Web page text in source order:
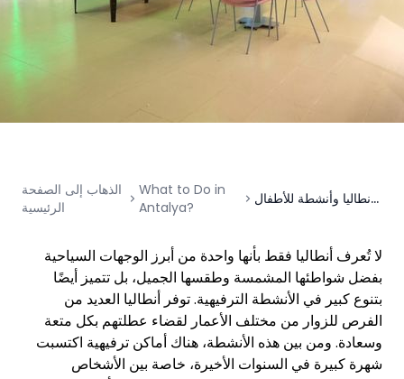
الذهاب إلى الصفحة
الرئيسية
What to Do in
Antalya?
أشياء يمكن القيام بها في أنطاليا وأنشطة للأطفال
لا تُعرف أنطاليا فقط بأنها واحدة من أبرز الوجهات السياحية
بفضل شواطئها المشمسة وطقسها الجميل، بل تتميز أيضًا
بتنوع كبير في الأنشطة الترفيهية. توفر أنطاليا العديد من
الفرص للزوار من مختلف الأعمار لقضاء عطلتهم بكل متعة
وسعادة. ومن بين هذه الأنشطة، هناك أماكن ترفيهية اكتسبت
شهرة كبيرة في السنوات الأخيرة، خاصة بين الأشخاص